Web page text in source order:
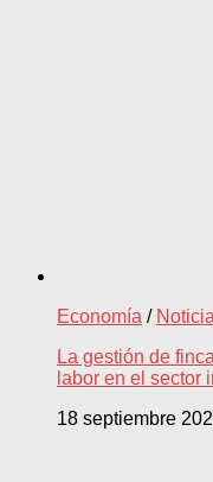
Economía /
La gestión de
labor en el sector
18 septiembre